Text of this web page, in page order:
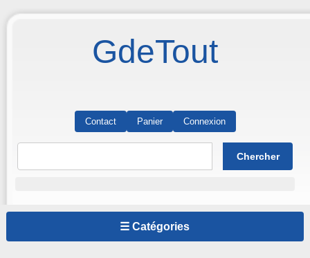
GdeTout
Contact Panier Connexion
☰ Catégories